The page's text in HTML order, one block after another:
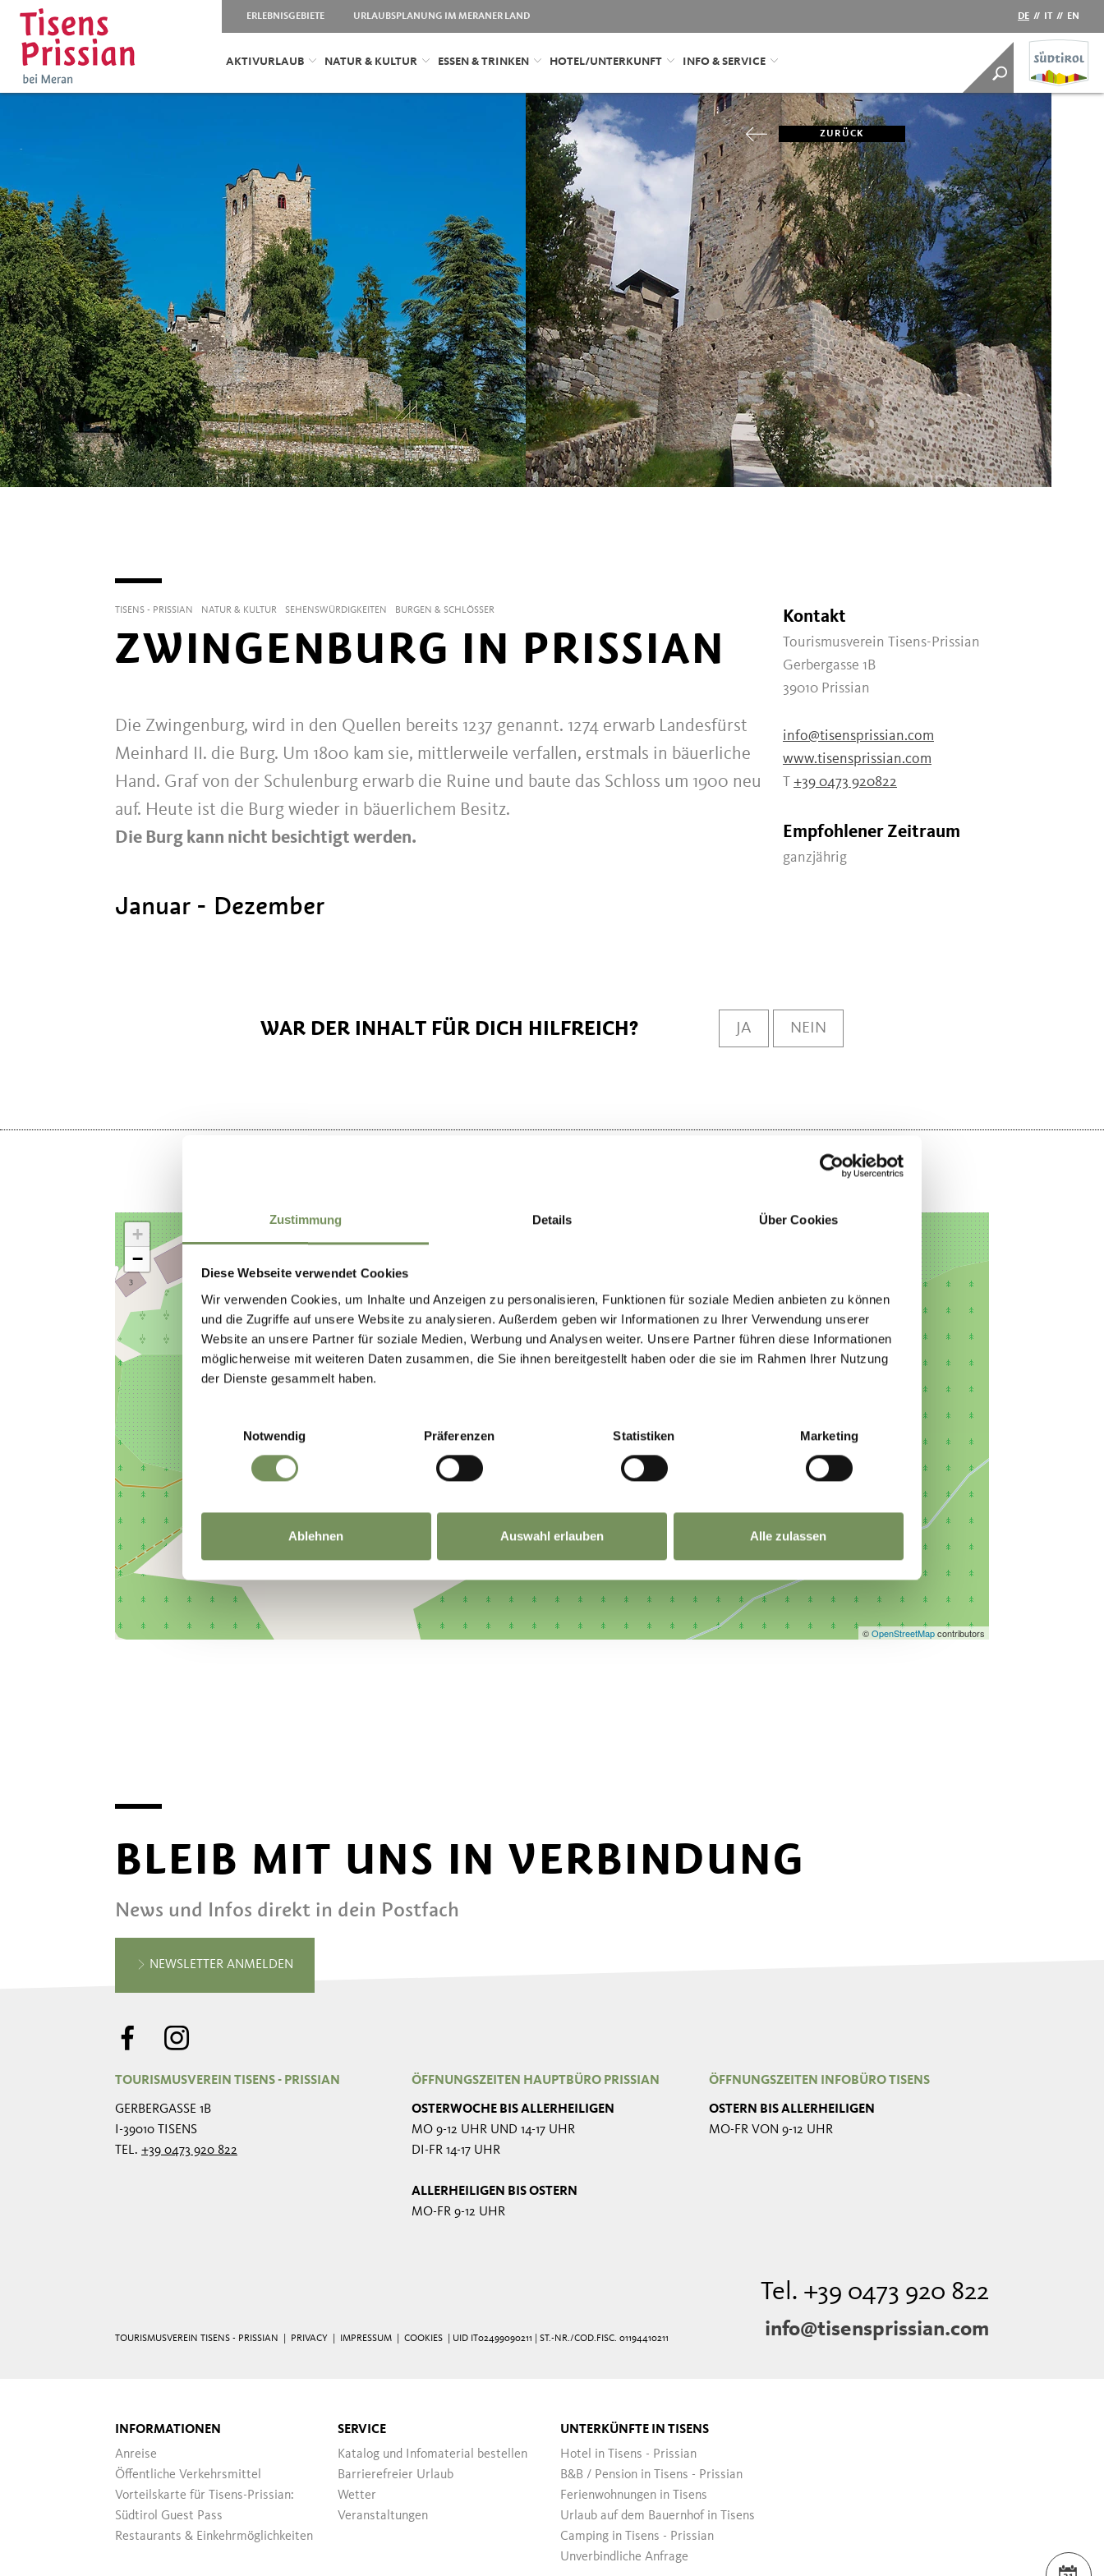
Zustimmung Details Über Cookies
Diese Webseite verwendet Cookies
Wir verwenden Cookies, um Inhalte und Anzeigen zu personalisieren, Funktionen für soziale Medien anbieten zu können
und die Zugriffe auf unsere Website zu analysieren. Außerdem geben wir Informationen zu Ihrer Verwendung unserer
Website an unsere Partner für soziale Medien, Werbung und Analysen weiter. Unsere Partner führen diese Informationen
möglicherweise mit weiteren Daten zusammen, die Sie ihnen bereitgestellt haben oder die sie im Rahmen Ihrer Nutzung
der Dienste gesammelt haben.
Notwendig
Präferenzen Statistiken Marketing
Ablehnen Auswahl erlauben Alle zulassen
ERLEBNISGEBIETE URLAUBSPLANUNG IM MERANER LAND DE // IT // EN
AKTIVURLAUB NATUR & KULTUR ESSEN & TRINKEN HOTEL/UNTERKUNFT INFO & SERVICE
ZURÜCK
TISENS - PRISSIAN NATUR & KULTUR SEHENSWÜRDIGKEITEN BURGEN & SCHLÖSSER
ZWINGENBURG IN PRISSIAN
Die Zwingenburg, wird in den Quellen bereits 1237 genannt. 1274 erwarb Landesfürst
Meinhard II. die Burg. Um 1800 kam sie, mittlerweile verfallen, erstmals in bäuerliche
Hand. Graf von der Schulenburg erwarb die Ruine und baute das Schloss um 1900 neu
auf. Heute ist die Burg wieder in bäuerlichem Besitz.
Die Burg kann nicht besichtigt werden.
Januar - Dezember
Kontakt
Tourismusverein Tisens-Prissian
Gerbergasse 1B
39010 Prissian
info@tisensprissian.com
www.tisensprissian.com
T +39 0473 920822
Empfohlener Zeitraum
ganzjährig
WAR DER INHALT FÜR DICH HILFREICH? JA NEIN
+
−
©OpenStreetMapcontributors
BLEIB MIT UNS IN VERBINDUNG
News und Infos direkt in dein Postfach
NEWSLETTER ANMELDEN
TOURISMUSVEREIN TISENS - PRISSIAN
GERBERGASSE 1B
I-39010 TISENS
TEL. +39 0473 920 822
ÖFFNUNGSZEITEN HAUPTBÜRO PRISSIAN
OSTERWOCHE BIS ALLERHEILIGEN
MO 9-12 UHR UND 14-17 UHR
DI-FR 14-17 UHR
ALLERHEILIGEN BIS OSTERN
MO-FR 9-12 UHR
ÖFFNUNGSZEITEN INFOBÜRO TISENS
OSTERN BIS ALLERHEILIGEN
MO-FR VON 9-12 UHR
Tel. +39 0473 920 822
info@tisensprissian.com
TOURISMUSVEREIN TISENS - PRISSIAN | PRIVACY IMPRESSUM COOKIES | UID IT02499090211 | ST.-NR./COD.FISC. 01194410211
INFORMATIONEN
Anreise
Öffentliche Verkehrsmittel
Vorteilskarte für Tisens-Prissian:
Südtirol Guest Pass
Restaurants & Einkehrmöglichkeiten
SERVICE
Katalog und Infomaterial bestellen
Barrierefreier Urlaub
Wetter
Veranstaltungen
UNTERKÜNFTE IN TISENS
Hotel in Tisens - Prissian
B&B / Pension in Tisens - Prissian
Ferienwohnungen in Tisens
Urlaub auf dem Bauernhof in Tisens
Camping in Tisens - Prissian
Unverbindliche Anfrage